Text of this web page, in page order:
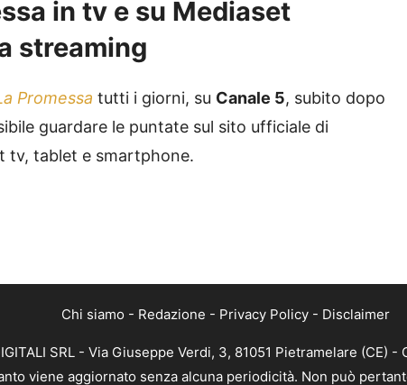
in tv e su Mediaset
streaming
Promessa tutti i giorni, su Canale 5, subito dopo
guardare le puntate sul sito ufficiale di
tv, tablet e smartphone.
Chi siamo - Redazione - Privacy Policy - Disclaimer
SRL - Via Giuseppe Verdi, 3, 81051 Pietramelare (CE)
viene aggiornato senza alcuna periodicità. Non può